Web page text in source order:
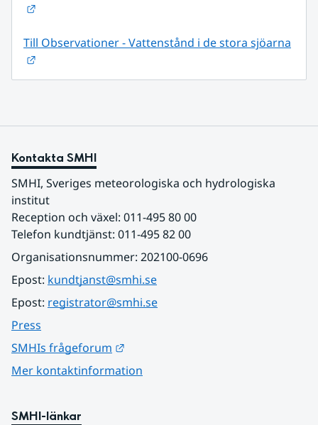
Till Observationer - Vattenstånd i de stora sjöarna
Kontakta SMHI
SMHI, Sveriges meteorologiska och hydrologiska
institut
Reception och växel: 011-495 80 00
Telefon kundtjänst: 011-495 82 00
Organisationsnummer: 202100-0696
Epost: kundtjanst@smhi.se
Epost: registrator@smhi.se
Press
SMHIs frågeforum
Mer kontaktinformation
SMHI-länkar